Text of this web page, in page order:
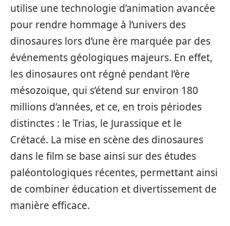
utilise une technologie d’animation avancée
pour rendre hommage à l’univers des
dinosaures lors d’une ère marquée par des
événements géologiques majeurs. En effet,
les dinosaures ont régné pendant l’ère
mésozoïque, qui s’étend sur environ 180
millions d’années, et ce, en trois périodes
distinctes : le Trias, le Jurassique et le
Crétacé. La mise en scène des dinosaures
dans le film se base ainsi sur des études
paléontologiques récentes, permettant ainsi
de combiner éducation et divertissement de
manière efficace.